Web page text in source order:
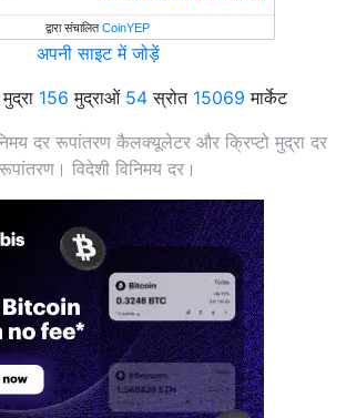
द्वारा संचालितCoinYEP
अपनी साइट में जोड़ें
156 मुद्राओं 54स्रोत 15069 मार्केट
दर रूपांतरण कैलक्यूलेटर और क्रिप्टो मुद्रा दर
रूपांतरण। विदेशी विनिमय दर।